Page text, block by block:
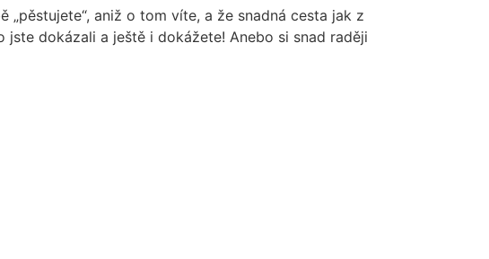
aniž o tom víte, a že snadná cesta jak z
dokázali a ještě i dokážete! Anebo si snad raději